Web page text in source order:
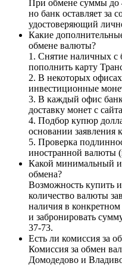
При обмене суммы до
но банк оставляет за
удостоверяющий
Какие
обмене валюты?
1. Снятие наличных с
пополнить карту
2. В некоторых
инвестиционные
3. В каждый офис
доставку монет с сайта
4. Подбор купюр
основании заявления
5. Проверка
иностранной валюты
Какой минимальный
обмена?
Возможность купить
количество валюты
наличия в
и забронировать
37-73.
Есть ли комиссия за
Комиссия за обмен
Домодедово и